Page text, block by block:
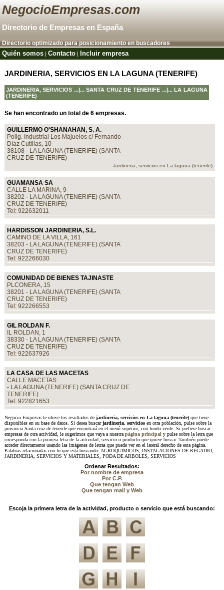
NegocioEmpresas.com
Directorio de Empresas en España
Directorio optimizado para posicionamiento en buscadores
Quién somos |Contacto Incluir empresa
JARDINERIA, SERVICIOS EN LA LAGUNA (TENERIFE)
JARDINERIA, SERVICIOS ...|...SANTA CRUZ DE TENERIFE ...|... LA LAGUNA
(TENERIFE)
Se han encontrado un total de 6 empresas.
GUILLERMO O'SHANAHAN, S. A.
Polig. Industrial Los Majuelos c/ Fernando
Díaz Cutillas, 10
38108 - LA LAGUNA (TENERIFE) (SANTA
CRUZ DE TENERIFE)
Jardineria, servicios en La laguna (tenerife)
GUAMANSA SA
CALLE LA MARINA, 9
38202 - LA LAGUNA (TENERIFE) (SANTA
CRUZ DE TENERIFE)
Tel: 922632011
HARDISSON JARDINERIA, S.L.
CAMINO DE LA VILLA, 161
38203 - LA LAGUNA (TENERIFE) (SANTA
CRUZ DE TENERIFE)
Tel: 922266030
COMUNIDAD DE BIENES TAJINASTE
PLCONERA, 15
38201 - LA LAGUNA (TENERIFE) (SANTA
CRUZ DE TENERIFE)
Tel: 922266553
GIL ROLDAN F.
IL ROLDAN, 1
38330 - LA LAGUNA (TENERIFE) (SANTA
CRUZ DE TENERIFE)
Tel: 922637926
LA CASA DE LAS MACETAS
CALLE MACETAS
- LA LAGUNA (TENERIFE) (SANTA CRUZ DE
TENERIFE)
Tel: 922821653
Negocio Empresas le ofrece los resultados de jardineria, servicios en La laguna (tenerife)que tiene
disponibles en su base de datos. Si desea buscarjardineria, serviciosen otra población, pulse sobre la
provincia Santa cruz de tenerife que encontrará en el menú superior, con fondo verde. Si prefiere buscar
empresas de otra actividad, le sugerimos que vaya a nuestra página principal y pulse sobre la letra que
corresponda con la primera letra de la actividad, servicio o producto que quiere buscar. También puede
acceder directamente usando las imágenes de letras que puede ver en el lateral derecho de esta página.
Palabras relacionadas con lo que está buscando: AGROQUIMICOS, INSTALACIONES DE REGADIO,
JARDINERIA, SERVICIOS Y MATERIALES, PODA DE ARBOLES, SERVICIOS
Ordenar Resultados:
Por nombre de empresa
Por C.P.
Que tengan Web
Que tengan mail y Web
Escoja la primera letra de la actividad, producto o servicio que está buscando: